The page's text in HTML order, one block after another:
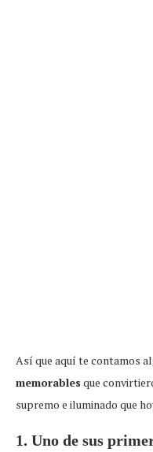
Así que aquí te contamos
memorables que
supremo e iluminado que
1. Uno de sus